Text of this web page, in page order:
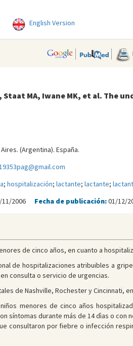
English Version
Staat MA, Iwane MK, et al. The
(Argentina). España.
; hospitalización; lactante; lactante;
11/2006 Fecha de publicación:01/12/
de cinco años, en cuanto a
de hospitalizaciones atribuibles a
consulta o servicio de urgencias.
de Nashville, Rochester y Cincinnati,
menores de cinco años
síntomas durante más de 14 dìas o con
consultaron por fiebre o infección